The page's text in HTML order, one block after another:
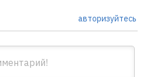
авторизуйтесь